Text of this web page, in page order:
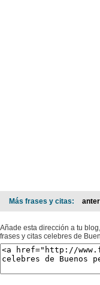
Más frases y citas:
Añade esta dirección a tu
frases y citas celebres de